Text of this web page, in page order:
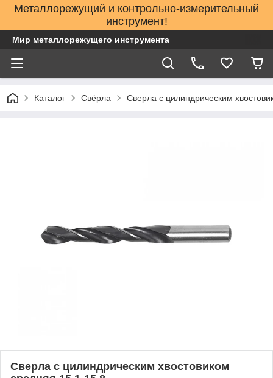
Металлорежущий и контрольно-измерительный
инструмент!
Мир металлорежущего инструмента
Каталог Свёрла Сверла с цилиндрическим
Сверла с цилиндрическим хвостовиком